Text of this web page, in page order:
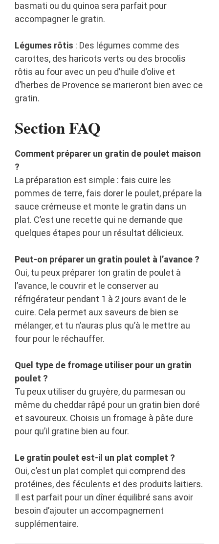
basmati ou du quinoa sera parfait pour
accompagner le gratin.
Légumes rôtis : Des légumes comme des
carottes, des haricots verts ou des brocolis
rôtis au four avec un peu d’huile d’olive et
d’herbes de Provence se marieront bien avec ce
gratin.
Section FAQ
Comment préparer un gratin de poulet maison
?
La préparation est simple : fais cuire les
pommes de terre, fais dorer le poulet, prépare la
sauce crémeuse et monte le gratin dans un
plat. C’est une recette qui ne demande que
quelques étapes pour un résultat délicieux.
Peut-on préparer un gratin poulet à l’avance ?
Oui, tu peux préparer ton gratin de poulet à
l’avance, le couvrir et le conserver au
réfrigérateur pendant 1 à 2 jours avant de le
cuire. Cela permet aux saveurs de bien se
mélanger, et tu n’auras plus qu’à le mettre au
four pour le réchauffer.
Quel type de fromage utiliser pour un gratin
poulet ?
Tu peux utiliser du gruyère, du parmesan ou
même du cheddar râpé pour un gratin bien doré
et savoureux. Choisis un fromage à pâte dure
pour qu’il gratine bien au four.
Le gratin poulet est-il un plat complet ?
Oui, c’est un plat complet qui comprend des
protéines, des féculents et des produits laitiers.
Il est parfait pour un dîner équilibré sans avoir
besoin d’ajouter un accompagnement
supplémentaire.